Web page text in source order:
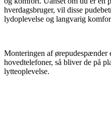
hverdagsbruger, vil disse
lydoplevelse og langvarig
Monteringen af ørepudespænder
hovedtelefoner, så bliver de på
lytteoplevelse.